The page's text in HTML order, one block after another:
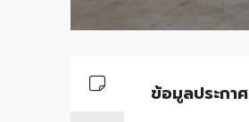
ข้อมูลประกาศ